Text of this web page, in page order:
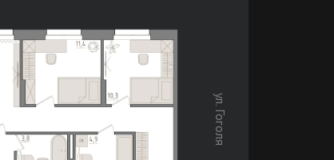
ул. Гоголя